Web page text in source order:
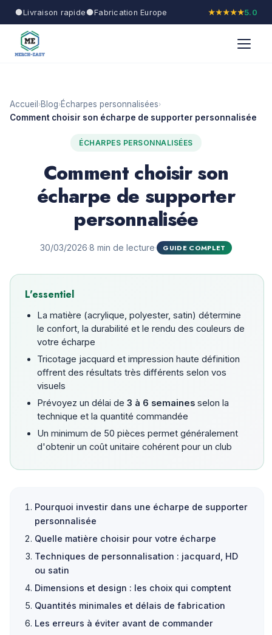
Livraison rapide Fabrication Europe ★★★★★5.0
Accueil ›Blog›Écharpes personnalisées›
Comment choisir son écharpe de supporter personnalisée
ÉCHARPES PERSONNALISÉES
Comment choisir son
écharpe de supporter
personnalisée
30/03/2026·8 min de lecture· GUIDE COMPLET
L'essentiel
La matière (acrylique, polyester, satin) détermine
le confort, la durabilité et le rendu des couleurs de
votre écharpe
Tricotage jacquard et impression haute définition
offrent des résultats très différents selon vos
visuels
Prévoyez un délai de 3 à 6 semaines selon la
technique et la quantité commandée
Un minimum de 50 pièces permet généralement
d'obtenir un coût unitaire cohérent pour un club
Pourquoi investir dans une écharpe de supporter
personnalisée
Quelle matière choisir pour votre écharpe
Techniques de personnalisation : jacquard, HD
ou satin
Dimensions et design : les choix qui comptent
Quantités minimales et délais de fabrication
Les erreurs à éviter avant de commander